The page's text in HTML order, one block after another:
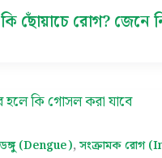
ছোঁয়াচে রোগ? জেনে
(Dengue),সংক্রামক রোগ